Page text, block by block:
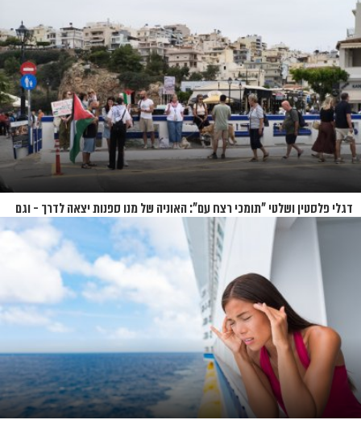
דגלי פלסטין ושלטי "תומכי רצח עם": האוניה של מנו ספנות יצאה לדרך - וגם
המחאות